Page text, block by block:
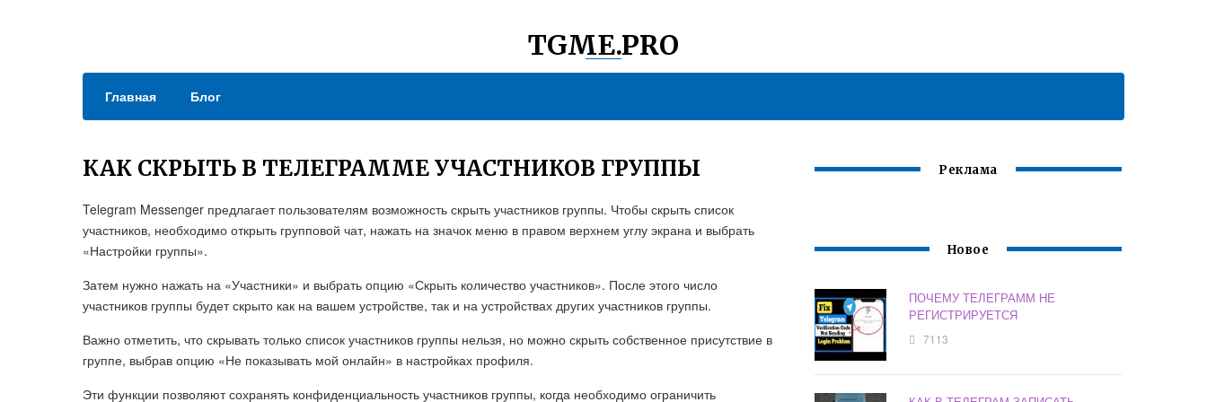
TGME.PRO
Главная Блог
КАК СКРЫТЬ В ТЕЛЕГРАММЕ УЧАСТНИКОВ ГРУППЫ
Telegram Messenger предлагает пользователям возможность скрыть участников группы. Чтобы скрыть список
участников, необходимо открыть групповой чат, нажать на значок меню в правом верхнем углу экрана и выбрать
«Настройки группы».
Затем нужно нажать на «Участники» и выбрать опцию «Скрыть количество участников». После этого число
участников группы будет скрыто как на вашем устройстве, так и на устройствах других участников группы.
Важно отметить, что скрывать только список участников группы нельзя, но можно скрыть собственное присутствие в
группе, выбрав опцию «Не показывать мой онлайн» в настройках профиля.
Эти функции позволяют сохранять конфиденциальность участников группы, когда необходимо ограничить
Реклама
Новое
ПОЧЕМУ ТЕЛЕГРАММ НЕ
РЕГИСТРИРУЕТСЯ
7113